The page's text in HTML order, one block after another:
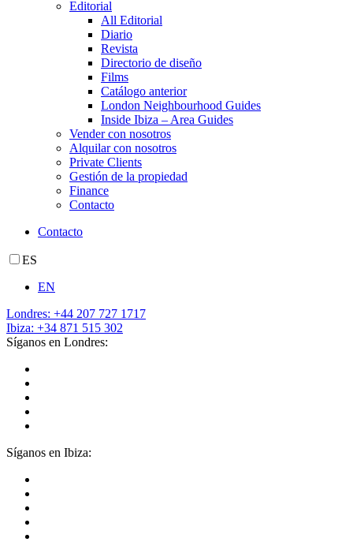
Editorial
All Editorial
Diario
Revista
Directorio de diseño
Films
Catálogo anterior
London Neighbourhood Guides
Inside Ibiza – Area Guides
Vender con nosotros
Alquilar con nosotros
Private Clients
Gestión de la propiedad
Finance
Contacto
Contacto
ES
EN
Londres: +44 207 727 1717
Ibiza: +34 871 515 302
Síganos en Londres:
Síganos en Ibiza: